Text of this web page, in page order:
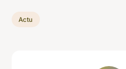
Actu